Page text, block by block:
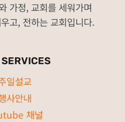
가정, 교회를 세워가며
고, 전하는 교회입니다.
SERVICES
일설교
사안내
채널